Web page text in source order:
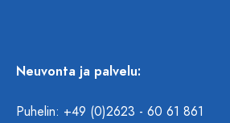
Neuvonta ja palvelu:
Puhelin: +49 (0)2623 - 60 61 861